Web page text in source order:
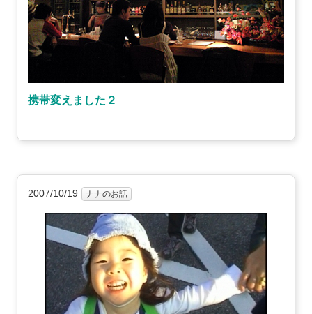
携帯変えました２
2007/10/19 ナナのお話